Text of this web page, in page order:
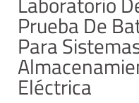
Prueba De
Para
Eléctrica